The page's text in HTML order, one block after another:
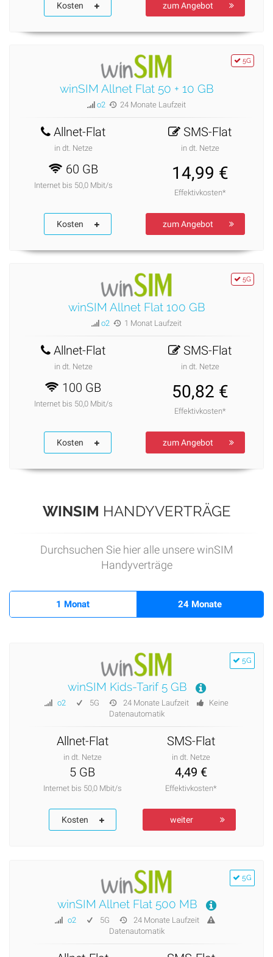
Kosten zum Angebot
5G
winSIM Allnet Flat 50 + 10 GB
o2 24 Monate Laufzeit
Allnet-Flat
in dt. Netze
SMS-Flat
in dt. Netze
60 GB
Internet bis 50,0 Mbit/s
14,99 €
Effektivkosten*
Kosten zum Angebot
5G
winSIM Allnet Flat 100 GB
o2 1 Monat Laufzeit
Allnet-Flat
in dt. Netze
SMS-Flat
in dt. Netze
100 GB
Internet bis 50,0 Mbit/s
50,82 €
Effektivkosten*
Kosten zum Angebot
WINSIM HANDYVERTRÄGE
Durchsuchen Sie hier alle unsere winSIM
Handyverträge
1 Monat 24 Monate
5G
winSIM Kids-Tarif 5 GB
o2 5G 24 Monate Laufzeit
Keine
Datenautomatik
Allnet-Flat
in dt. Netze
SMS-Flat
in dt. Netze
5 GB
Internet bis 50,0 Mbit/s
4,49 €
Effektivkosten*
Kosten weiter
5G
winSIM Allnet Flat 500 MB
o2 5G
24 Monate Laufzeit
Datenautomatik